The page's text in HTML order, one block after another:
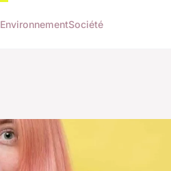
EnvironnementSociété